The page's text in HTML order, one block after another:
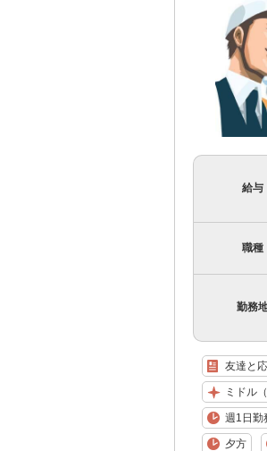
給与
職種
勤務
友達と
ミドル
週1日勤
夕方